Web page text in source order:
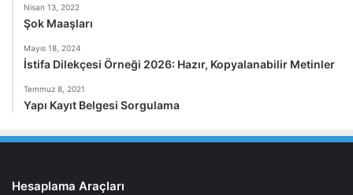
Nisan 13, 2022
Şok Maaşları
Mayıs 18, 2024
İstifa Dilekçesi Örneği 2026: Hazır, Kopyalanabilir Metinler
Temmuz 8, 2021
Yapı Kayıt Belgesi Sorgulama
Hesaplama Araçları